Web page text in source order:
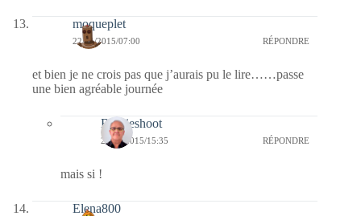
moqueplet
22/01/2015/07:00 RÉPONDRE
et bien je ne crois pas que j’aurais pu le lire……passe
une bien agréable journée
Bernieshoot
22/01/2015/15:35 RÉPONDRE
mais si !
Elena800